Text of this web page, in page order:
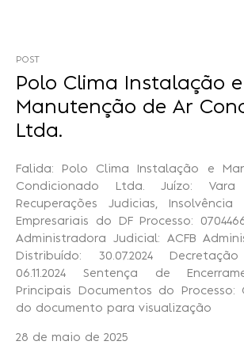
POST
Polo Clima Instalação e
Manutenção de Ar
Ltda.
Falida: Polo Clima Instalação e
Condicionado Ltda. Juízo: Vara
Recuperações Judicias,
Empresariais do DF Processo: 0704466-
Administradora Judicial: ACFB
Distribuído: 30.07.2024
06.11.2024 Sentença de
Principais Documentos do
do documento para visualização
28 de maio de 2025